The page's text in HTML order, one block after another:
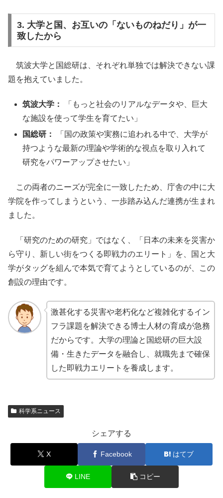
3. 大学と国、お互いの「ないものねだり」が一
致したから
筑波大学と国総研は、それぞれ単独では解決できない課
題を抱えていました。
筑波大学：
「もっと社会のリアルなデータや、巨大
な施設を使って学生を育てたい」
国総研：
「国の政策や実務に追われる中で、大学が
持つような最新の理論や学術的な視点を取り入れて
研究をパワーアップさせたい」
この両者のニーズが完全に一致したため、庁舎の中に大
学院を作ってしまうという、一歩踏み込んだ連携が生まれ
ました。
「研究のための研究」ではなく、「日本の未来を災害か
ら守り、新しい街をつくる即戦力のエリート」を、国と大
学がタッグを組んで本気で育てようとしているのが、この
創設の理由です。
激甚化する災害や老朽化など複雑化するイン
フラ課題を解決できる博士人材の育成が急務
だからです。大学の理論と国総研の巨大設
備・生きたデータを融合し、就職先まで確保
した即戦力エリートを養成します。
科学系ニュース
シェアする
X Facebook はてブ
LINE コピー